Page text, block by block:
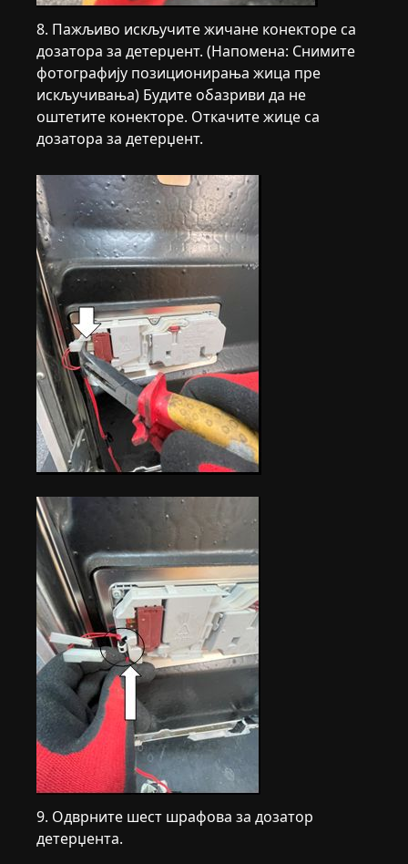
8. Пажљиво искључите жичане конекторе са
дозатора за детерџент. (Напомена: Снимите
фотографију позиционирања жица пре
искључивања) Будите обазриви да не
оштетите конекторе. Откачите жице са
дозатора за детерџент.
9. Одврните шест шрафова за дозатор
детерџента.